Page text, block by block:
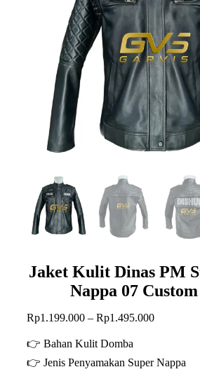
Jaket Kulit Dinas PM
Nappa 07
Rp1.199.000 – Rp1.495.000Rentang
👉 Bahan Kulit Domba
👉 Jenis Penyamakan Super Nappa